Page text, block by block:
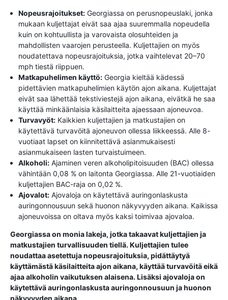
Nopeusrajoitukset: Georgiassa on perusnopeuslaki, jonka
mukaan kuljettajat eivät saa ajaa suuremmalla nopeudella
kuin on kohtuullista ja varovaista olosuhteiden ja
mahdollisten vaarojen perusteella. Kuljettajien on myös
noudatettava nopeusrajoituksia, jotka vaihtelevat 20–70
mph tiestä riippuen.
Matkapuhelimen käyttö: Georgia kieltää kädessä
pidettävien matkapuhelimien käytön ajon aikana. Kuljettajat
eivät saa lähettää tekstiviestejä ajon aikana, eivätkä he saa
käyttää minkäänlaisia ​​käsilaitteita ajaessaan ajoneuvoa.
Turvavyöt: Kaikkien kuljettajien ja matkustajien on
käytettävä turvavöitä ajoneuvon ollessa liikkeessä. Alle 8-
vuotiaat lapset on kiinnitettävä asianmukaisesti
asianmukaiseen lasten turvaistuimeen.
Alkoholi: Ajaminen veren alkoholipitoisuuden (BAC) ollessa
vähintään 0,08 % on laitonta Georgiassa. Alle 21-vuotiaiden
kuljettajien BAC-raja on 0,02 %.
Ajovalot: Ajovaloja on käytettävä auringonlaskusta
auringonnousuun sekä huonon näkyvyyden aikana. Kaikissa
ajoneuvoissa on oltava myös kaksi toimivaa ajovaloa.
Georgiassa on monia lakeja, jotka takaavat kuljettajien ja
matkustajien turvallisuuden tiellä. Kuljettajien tulee
noudattaa asetettuja nopeusrajoituksia, pidättäytyä
käyttämästä käsilaitteita ajon aikana, käyttää turvavöitä eikä
ajaa alkoholin vaikutuksen alaisena. Lisäksi ajovaloja on
käytettävä auringonlaskusta auringonnousuun ja huonon
näkyvyyden aikana.